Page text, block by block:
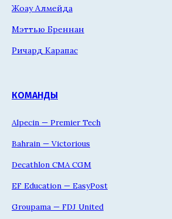
Жоау Алмейда
Мэттью Бреннан
Ричард Карапас
КОМАНДЫ
Alpecin — Premier Tech
Bahrain — Victorious
Decathlon CMA CGM
EF Education — EasyPost
Groupama — FDJ United